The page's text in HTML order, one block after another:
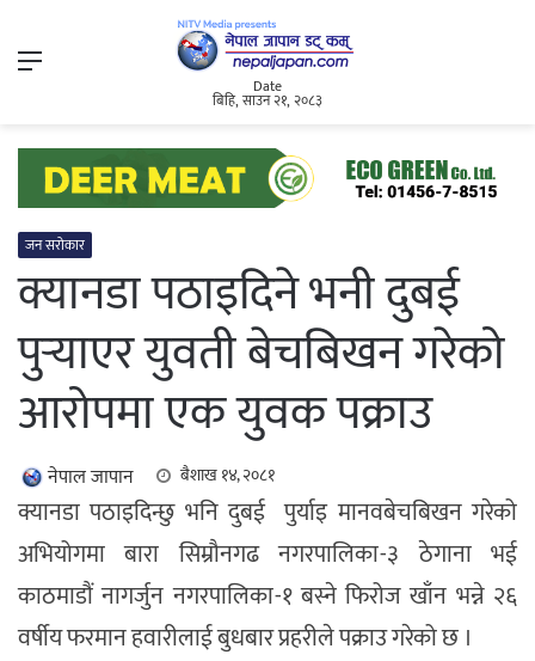
Menu
Date
बिहि, साउन २१, २०८३
जन सरोकार
क्यानडा पठाइदिने भनी दुबई
पुर्‍याएर युवती बेचबिखन गरेको
आरोपमा एक युवक पक्राउ
नेपाल जापान बैशाख १४, २०८१
क्यानडा पठाइदिन्छु भनि दुबई पुर्याइ मानवबेचबिखन गरेको
अभियोगमा बारा सिम्रौनगढ नगरपालिका-३ ठेगाना भई
काठमाडौं नागर्जुन नगरपालिका-१ बस्ने फिरोज खाँन भन्ने २६
वर्षीय फरमान हवारीलाई बुधबार प्रहरीले पक्राउ गरेको छ ।